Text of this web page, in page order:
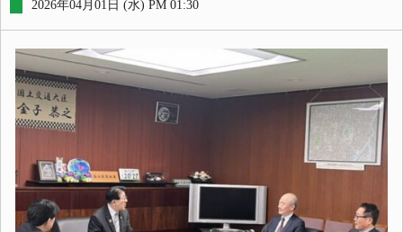
2026年04月01日 (水) PM 01:30